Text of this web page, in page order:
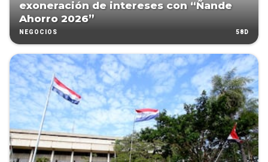
exoneración de intereses con “Ñande
Ahorro 2026”
NEGOCIOS 58D